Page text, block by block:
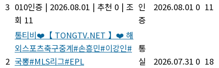
3 010인증 | 2026.08.01 | 추천 0 | 조
회 11
인
증
2026.08.01 0 11
2
통티비❤️【 TONGTV.NET 】❤️ 해
외스포츠축구중계#손흥민#이강인#
국뽕#MLS리그#EPL
통
실
2026.07.31 0 18